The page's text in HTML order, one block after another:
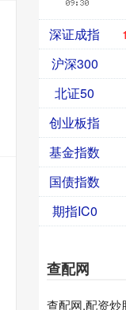
深证成指
沪深300
北证50
创业板指
基金指数
国债指数
期指IC0
查配网
查配网,配资炒